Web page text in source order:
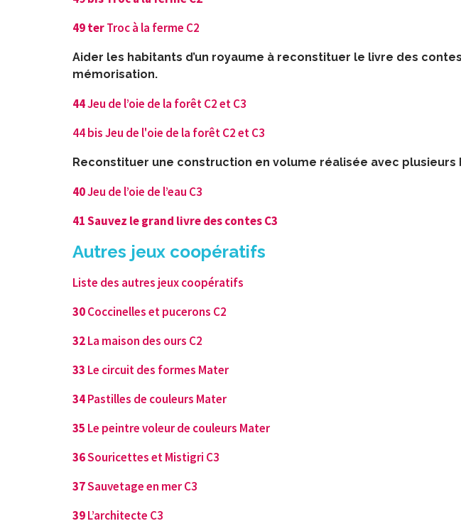
49 terTroc à la ferme C2
Aider les habitants d’un royaume à reconstituer le livre des
mémorisation.
44Jeu de l’oie de la forêt C2 et C3
44 bis Jeu de l'oie de la forêt C2 et C3
Reconstituer une construction en volume réalisée avec plusieurs
40Jeu de l’oie de l’eau C3
41Sauvez le grand livre des contes C3
Autres jeux coopératifs
Liste des autres jeux coopératifs
30Coccinelles et pucerons C2
32La maison des ours C2
33 Le circuit des formes Mater
34Pastilles de couleurs Mater
35 Le peintre voleur de couleurs Mater
36Souricettes et Mistigri C3
37Sauvetage en mer C3
39L’architecte C3